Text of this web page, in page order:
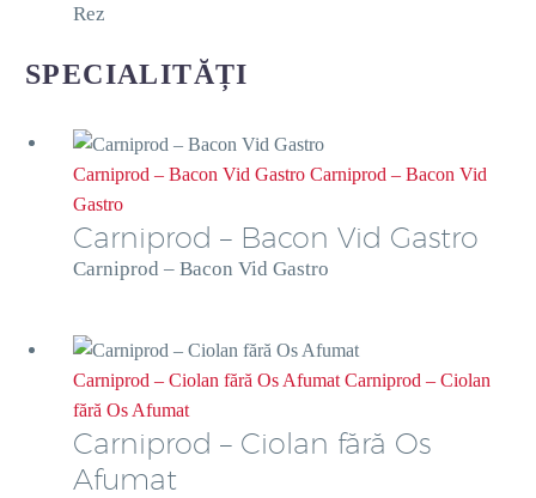
Rez
SPECIALITĂȚI
Carniprod – Bacon Vid Gastro Carniprod – Bacon Vid
Gastro
Carniprod – Bacon Vid Gastro
Carniprod – Bacon Vid Gastro
Carniprod – Ciolan fără Os Afumat Carniprod – Ciolan
fără Os Afumat
Carniprod – Ciolan fără Os
Afumat